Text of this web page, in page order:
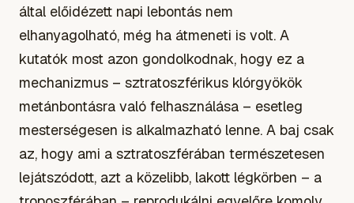
által előidézett napi lebontás nem
elhanyagolható, még ha átmeneti is volt. A
kutatók most azon gondolkodnak, hogy ez a
mechanizmus – sztratoszférikus klórgyökök
metánbontásra való felhasználása – esetleg
mesterségesen is alkalmazható lenne. A baj csak
az, hogy ami a sztratoszférában természetesen
lejátszódott, azt a közelibb, lakott légkörben – a